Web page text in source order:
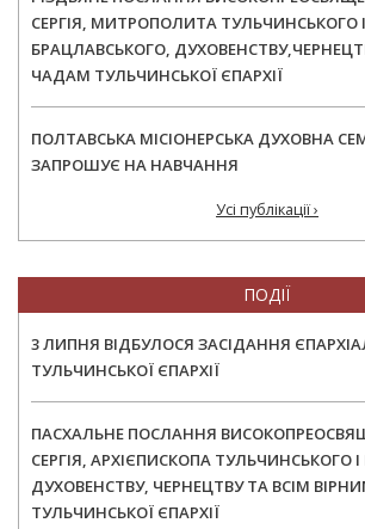
СЕРГІЯ, МИТРОПОЛИТА ТУЛЬЧИНСЬКОГО І
БРАЦЛАВСЬКОГО,
ЧАДАМ ТУЛЬЧИНСЬКОЇ ЄПАРХІЇ
ПОЛТАВСЬКА МІСІОНЕРСЬКА ДУХОВНА
ЗАПРОШУЄ НА НАВЧАННЯ
Усі публікації ›
ПОДІЇ
3 ЛИПНЯ ВІДБУЛОСЯ ЗАСІДАННЯ
ТУЛЬЧИНСЬКОЇ ЄПАРХІЇ
ПАСХАЛЬНЕ ПОСЛАННЯ
СЕРГІЯ, АРХІЄПИСКОПА ТУЛЬЧИНСЬКОГО
ДУХОВЕНСТВУ, ЧЕРНЕЦТВУ ТА ВСІМ
ТУЛЬЧИНСЬКОЇ ЄПАРХІЇ